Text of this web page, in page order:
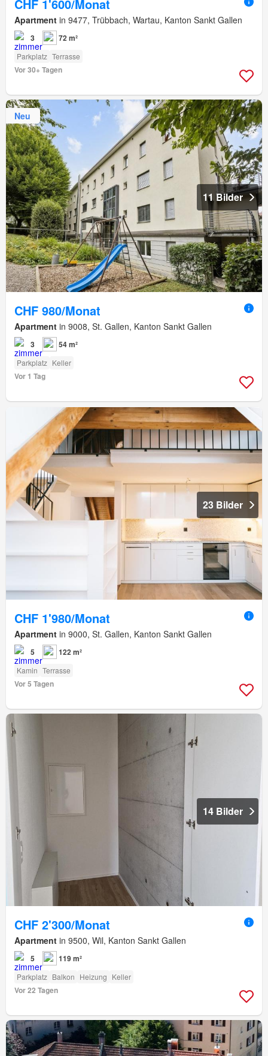
CHF 1'600/Monat
Apartment in 9477, Trübbach, Wartau, Kanton Sankt Gallen
3 72 m²
Parkplatz Terrasse
Vor 30+ Tagen
Neu
11 Bilder
CHF 980/Monat
Apartment in 9008, St. Gallen, Kanton Sankt Gallen
3 54 m²
Parkplatz Keller
Vor 1 Tag
23 Bilder
CHF 1'980/Monat
Apartment in 9000, St. Gallen, Kanton Sankt Gallen
5 122 m²
Kamin Terrasse
Vor 5 Tagen
14 Bilder
CHF 2'300/Monat
Apartment in 9500, Wil, Kanton Sankt Gallen
5 119 m²
Parkplatz Balkon Heizung Keller
Vor 22 Tagen